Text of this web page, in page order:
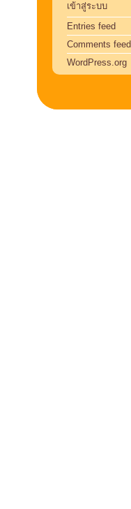
เข้าสู่ระบบ
Entries feed
Comments feed
WordPress.org